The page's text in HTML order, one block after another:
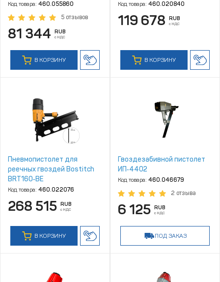
Код товара: 460.055860
5 отзывов
81 344 RUB
с НДС
В КОРЗИНУ
Код товара: 460.020840
119 678 RUB
с НДС
В КОРЗИНУ
Пневмопистолет для
реечных гвоздей Bostitch
BRT160‑BE
Код товара: 460.022076
268 515 RUB
с НДС
В КОРЗИНУ
Гвоздезабивной пистолет
ИП‑4402
Код товара: 460.046679
2 отзыва
6 125 RUB
с НДС
ПОД ЗАКАЗ